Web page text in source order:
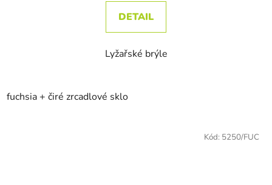
DETAIL
Lyžařské brýle
fuchsia + čiré zrcadlové sklo
Kód: 5250/FUC